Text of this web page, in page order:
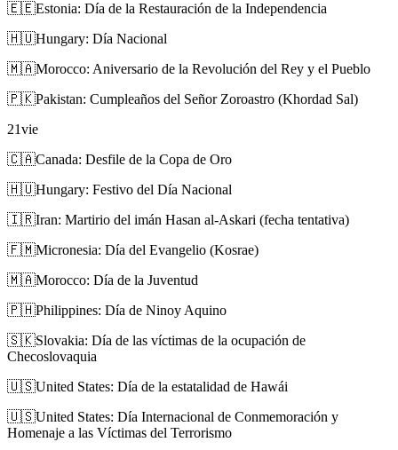
🇪🇪Estonia: Día de la Restauración de la Independencia
🇭🇺Hungary: Día Nacional
🇲🇦Morocco: Aniversario de la Revolución del Rey y el Pueblo
🇵🇰Pakistan: Cumpleaños del Señor Zoroastro (Khordad Sal)
21vie
🇨🇦Canada: Desfile de la Copa de Oro
🇭🇺Hungary: Festivo del Día Nacional
🇮🇷Iran: Martirio del imán Hasan al-Askari (fecha tentativa)
🇫🇲Micronesia: Día del Evangelio (Kosrae)
🇲🇦Morocco: Día de la Juventud
🇵🇭Philippines: Día de Ninoy Aquino
🇸🇰Slovakia: Día de las víctimas de la ocupación de
Checoslovaquia
🇺🇸United States: Día de la estatalidad de Hawái
🇺🇸United States: Día Internacional de Conmemoración y
Homenaje a las Víctimas del Terrorismo